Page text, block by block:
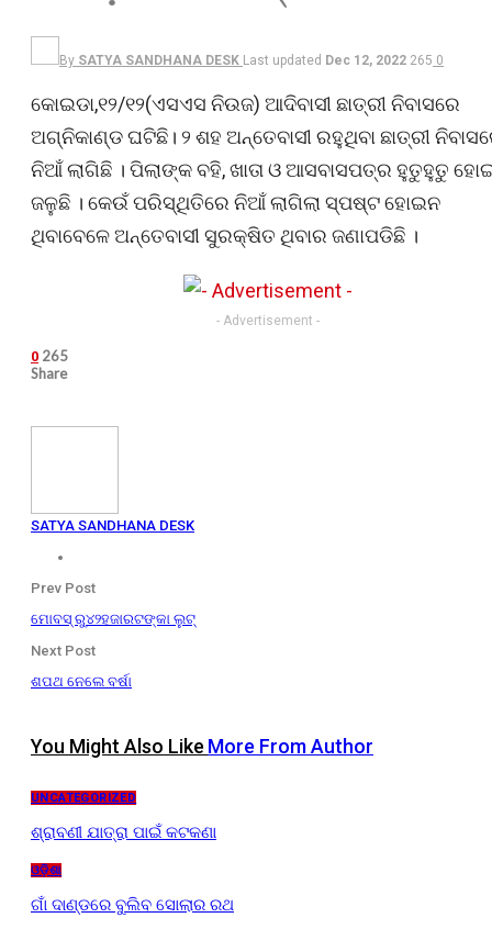
By SATYA SANDHANA DESK Last updated Dec 12, 2022 265 0
କୋଇଡା,୧୨/୧୨(ଏସଏସ ନିଉଜ) ଆଦିବାସୀ ଛାତ୍ରୀ ନିବାସରେ
ଅଗ୍ନିକାଣ୍ଡ ଘଟିଛି। ୨ ଶହ ଅନ୍ତେବାସୀ ରହୁଥିବା ଛାତ୍ରୀ
ନିଆଁ ଲାଗିଛି । ପିଲାଙ୍କ ବହି, ଖାତା ଓ ଆସବାସପତ୍ର ହୁତୁହୁତୁ
ଜଳୁଛି । କେଉଁ ପରିସ୍ଥିତିରେ ନିଆଁ ଲାଗିଲା ସ୍ପଷ୍ଟ ହୋଇନ
ଥିବାବେଳେ ଅନ୍ତେବାସୀ ସୁରକ୍ଷିତ ଥିବାର ଜଣାପଡିଛି ।
- Advertisement -
0 265
Share
SATYA SANDHANA DESK
Prev Post
ମୋବସ୍ ରୁ୪୨ହଜାରଟଙ୍କା ଲୁଟ୍
Next Post
ଶପଥ ନେଲେ ବର୍ଷା
You Might Also Like More From Author
UNCATEGORIZED
ଶ୍ରାବଣୀ ଯାତ୍ରା ପାଇଁ କଟକଣା
ଓଡ଼ିଶା
ଗାଁ ଦାଣ୍ଡରେ ବୁଲିବ ସୋଲାର ରଥ